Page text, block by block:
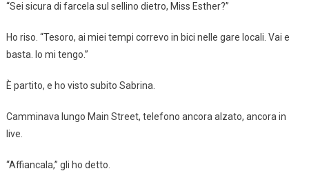
“Sei sicura di farcela sul sellino dietro, Miss Esther?”
Ho riso. “Tesoro, ai miei tempi correvo in bici nelle gare locali. Vai e
basta. Io mi tengo.”
È partito, e ho visto subito Sabrina.
Camminava lungo Main Street, telefono ancora alzato, ancora in
live.
“Affiancala,” gli ho detto.